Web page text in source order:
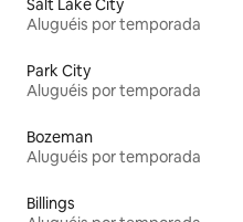
Salt Lake City
Aluguéis por temporada
Park City
Aluguéis por temporada
Bozeman
Aluguéis por temporada
Billings